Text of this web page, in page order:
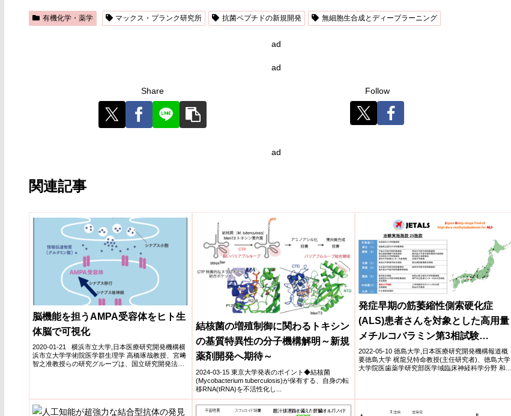
有機化学・薬学 マックス・プランク研究所 抗菌ペプチドの新規開発 無細胞生合成とディープラーニング
ad
ad
Share Follow
ad
関連記事
脳機能を担うAMPA受容体をヒト生
体脳で可視化
2020-01-21 横浜市立大学,日本医療研究開発機構横
浜市立大学学術院医学群生理学 高橋琢哉教授、宮﨑
智之准教授らの研究グループは、国立研究開発法人
結核菌の増殖制御に関わるトキシン
の基質特異性の分子機構解明～新規
薬剤開発へ期待～
2024-03-15 東京大学発表のポイント◆結核菌
(Mycobacterium tuberculosis)が保有する、自身の転
移RNA(tRNA)を不活性化し...
発症早期の筋萎縮性側索硬化症
(ALS)患者さんを対象とした高用量
メチルコバラミン第3相試験
(JETALS)のご報告～症状の進行抑
制効果が示されました～
2022-05-10 徳島大学,日本医療研究開発機構報道概
要徳島大学 梶龍兒特命教授(主任研究者)、徳島大学
大学院医歯薬学研究部医学域臨床神経科学分野 和泉